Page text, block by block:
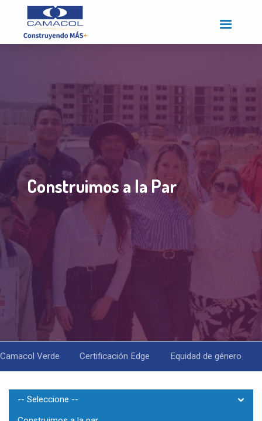
contenido
principal
Construimos a la Par
Camacol Verde Certificación Edge Equidad de género
Menú
-- Seleccione --